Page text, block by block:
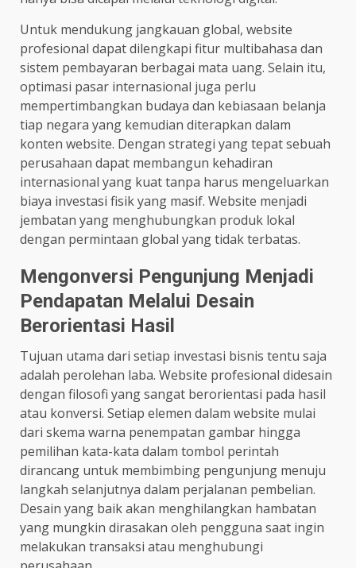
Untuk mendukung jangkauan global, website
profesional dapat dilengkapi fitur multibahasa dan
sistem pembayaran berbagai mata uang. Selain itu,
optimasi pasar internasional juga perlu
mempertimbangkan budaya dan kebiasaan belanja
tiap negara yang kemudian diterapkan dalam
konten website. Dengan strategi yang tepat sebuah
perusahaan dapat membangun kehadiran
internasional yang kuat tanpa harus mengeluarkan
biaya investasi fisik yang masif. Website menjadi
jembatan yang menghubungkan produk lokal
dengan permintaan global yang tidak terbatas.
Mengonversi Pengunjung Menjadi
Pendapatan Melalui Desain
Berorientasi Hasil
Tujuan utama dari setiap investasi bisnis tentu saja
adalah perolehan laba. Website profesional didesain
dengan filosofi yang sangat berorientasi pada hasil
atau konversi. Setiap elemen dalam website mulai
dari skema warna penempatan gambar hingga
pemilihan kata-kata dalam tombol perintah
dirancang untuk membimbing pengunjung menuju
langkah selanjutnya dalam perjalanan pembelian.
Desain yang baik akan menghilangkan hambatan
yang mungkin dirasakan oleh pengguna saat ingin
melakukan transaksi atau menghubungi